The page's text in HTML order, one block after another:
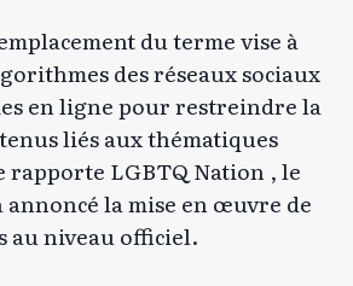
du terme vise à
des réseaux sociaux
en ligne pour restreindre la
liés aux thématiques
rapporte LGBTQ Nation , le
la mise en œuvre de
au niveau officiel.